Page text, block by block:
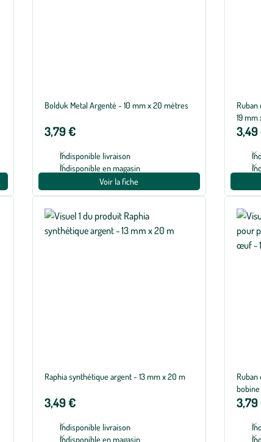
Bolduk Metal Argenté - 10 mm x 20 mètres
3,79 €
Indisponible livraison
Indisponible en magasin
Voir la fiche
19 mm
Raphia synthétique argent - 13 mm x 20 m
3,49 €
Indisponible livraison
Indisponible en magasin